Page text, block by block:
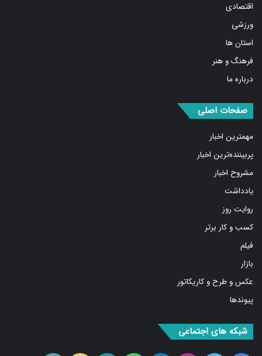
اقتصادی
ورزشی
استان ها
فرهنگ و هنر
درباره ما
صفحات اصلی
مهمترین اخبار
پربیننده‌ترین اخبار
مشروح اخبار
یادداشت
روایت روز
کسب و کار برتر
فیلم
بازار
عکس و طرح و کاریکاتور
پیوندها
شبکه های اجتماعی